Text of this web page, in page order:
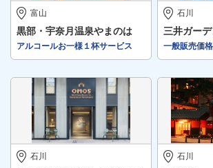
富山
黒部・宇奈月温泉やまのは
アルコールお一様１杯サービス
石川
三井ガー
一般販売価
石川 石川